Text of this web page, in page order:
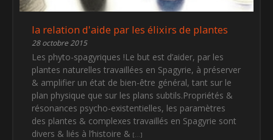
la relation d'aide par les élixirs de plantes
28 octobre 2015
Les phyto-spagyriques !Le but est d’aider, par les
plantes naturelles travaillées en Spagyrie, à préserver
& amplifier un état de bien-être général, tant sur le
plan physique que sur les plans subtils.Propriétés &
résonances psycho-existentielles, les paramètres
des plantes & complexes travaillés en Spagyrie sont
divers & liés à l’histoire &